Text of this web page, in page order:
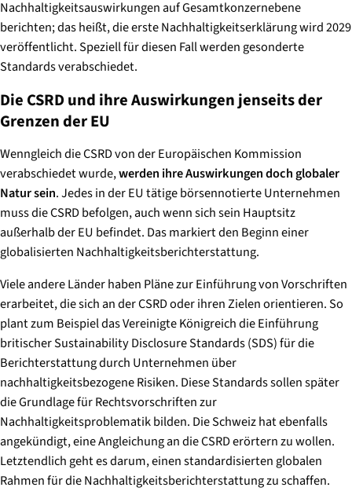
Nachhaltigkeitsauswirkungen auf Gesamtkonzernebene
berichten; das heißt, die erste Nachhaltigkeitserklärung wird 2029
veröffentlicht. Speziell für diesen Fall werden gesonderte
Standards verabschiedet.
​​​Die CSRD und ihre Auswirkungen jenseits der
Grenzen der EU​​
Wenngleich die CSRD von der Europäischen Kommission
verabschiedet wurde,werden ihre Auswirkungen doch globaler
Natur sein. Jedes in der EU tätige börsennotierte Unternehmen
muss die CSRD befolgen, auch wenn sich sein Hauptsitz
außerhalb der EU befindet. Das markiert den Beginn einer
globalisierten Nachhaltigkeitsberichterstattung.
Viele andere Länder haben Pläne zur Einführung von Vorschriften
erarbeitet, die sich an der CSRD oder ihren Zielen orientieren. So
plant zum Beispiel das Vereinigte Königreich die Einführung
britischer Sustainability Disclosure Standards (SDS) für die
Berichterstattung durch Unternehmen über
nachhaltigkeitsbezogene Risiken. Diese Standards sollen später
die Grundlage für Rechtsvorschriften zur
Nachhaltigkeitsproblematik bilden. Die Schweiz hat ebenfalls
angekündigt, eine Angleichung an die CSRD erörtern zu wollen.
Letztendlich geht es darum, einen standardisierten globalen
Rahmen für die Nachhaltigkeitsberichterstattung zu schaffen.​​